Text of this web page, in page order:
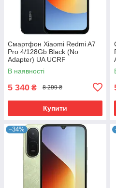
Смартфон Xiaomi Redmi A7
Pro 4/128Gb Black (No
Adapter) UA UCRF
В наявності
5 340 ₴ 8 299 ₴
Купити
–34%